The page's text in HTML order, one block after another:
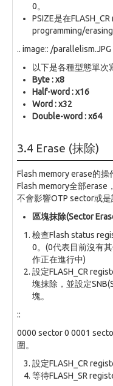
0。
PSIZE是在
programming/
.. image:: /parallelism.JPG
以下是各種型態單次
Byte : x8
Half-word : x16
Word : x32
Double-word : x64
3.4 Erase (抹除)
Flash memory erase的
Flash memory全部erase
不會影響OTP sector或是
區塊抹除(Sector
檢查Flash status
0。(0代表目前沒有
作正在進行中)
設定FLASH_CR
塊抹除，並設定
塊。
::
0000 sector 0 0001
圍。
設定FLASH_CR
等待FLASH_SR